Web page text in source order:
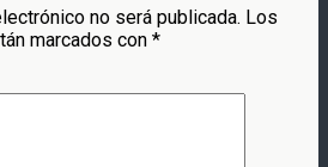
no será publicada. Los
marcados con *